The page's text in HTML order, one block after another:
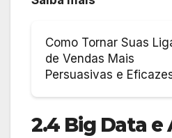
Como Tornar Suas
de Vendas Mais
Persuasivas e
2.4 Big Data e